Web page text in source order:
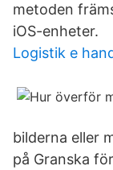
metoden
iOS-enheter.
Logistik e
bilderna eller
på Granska